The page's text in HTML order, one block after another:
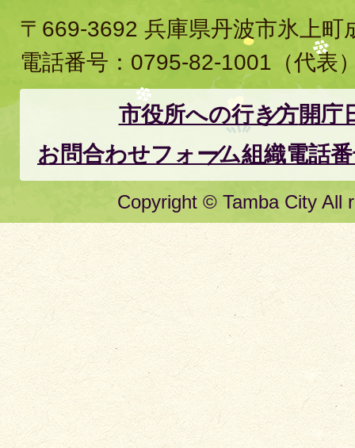
〒669-3692 兵庫県丹波市氷上町
電話番号： 0795-82-1001 （代表
市役所への行き方開庁
お問合わせフォーム組織電話
Copyright © Tamba City All